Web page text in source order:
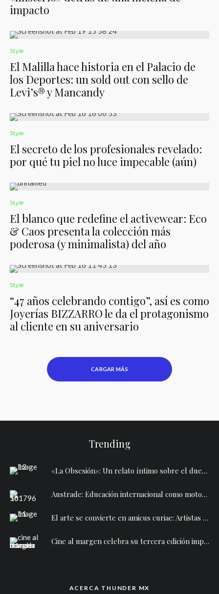
impacto
Style
El Malilla hace historia en el Palacio de
los Deportes: un sold out con sello de
Levi’s® y Mancandy
Style
El secreto de los profesionales revelado:
por qué tu piel no luce impecable (aún)
Style
El blanco que redefine el activewear: Eco
& Caos presenta la colección más
poderosa (y minimalista) del año
Style
“47 años celebrando contigo”, así es como
Joyerías BIZZARRO le da el protagonismo
al cliente en su aniversario
CARGAR MÁS
Trending
«La Obsesión»: Un relato íntimo sobre el duelo y la ausencia llega al Cine Lido con una función especial gratuita
Austrade: Educación internacional como motor del liderazgo femenino y la competitividad global
El arte se convierte en amicus curiae: Artistas y la organización Nuestro Futuro A.C. defienden el Golfo de California en los tribunales
Cine al margen celebra su tercera edición impulsando lo mejor del cine mexicano independiente
ACERCA THUNDER MX